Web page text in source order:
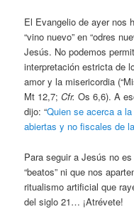
El Evangelio de ayer nos
“vino nuevo” en “odres
Jesús. No podemos
interpretación estricta de
amor y la misericordia
Mt 12,7;Cfr. Os 6,6). A
dijo: “Quien se acerca a
abiertas y no fiscales de
Para seguir a Jesús no
“beatos” ni que nos
ritualismo artificial que
del siglo 21… ¡Atrévete!